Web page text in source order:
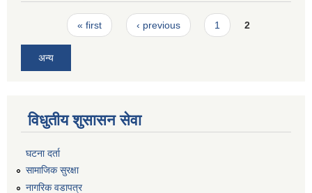
Pages« first ‹ previous 1 2
अन्य
विधुतीय शुसासन सेवा
घटना दर्ता
सामाजिक सुरक्षा
नागरिक वडापत्र